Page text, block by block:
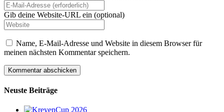
Gib deine Website-URL ein (optional)
Name, E-Mail-Adresse und Website in diesem Browser für
meinen nächsten Kommentar speichern.
Neuste Beiträge